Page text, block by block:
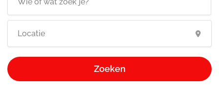
Zoeken